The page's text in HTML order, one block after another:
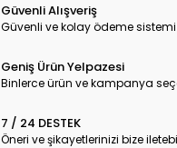
Güvenli Alışveriş
Güvenli ve kolay ödeme sistemi
Geniş Ürün Yelpazesi
Binlerce ürün ve kampanya
7 / 24 DESTEK
Öneri ve şikayetlerinizi bize